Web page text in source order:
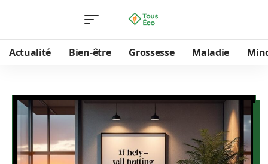
Actualité Bien-être Grossesse Maladie